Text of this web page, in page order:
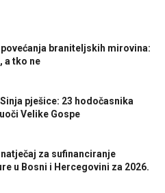
braniteljskih mirovina:
a tko ne
pješice: 23 hodočasnika
Velike Gospe
za sufinanciranje
u Bosni i Hercegovini za 2026.